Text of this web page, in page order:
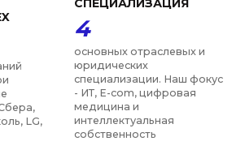
специалистов отмечают
Коммерсантъ в числе
лучших юристов по